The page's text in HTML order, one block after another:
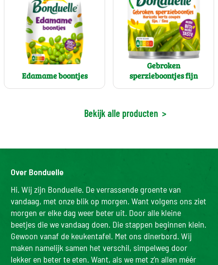
Edamame boontjes
Gebroken
sperzieboontjes fijn
Bekijk alle producten >
Over Bonduelle
Hi. Wij zijn Bonduelle. De verrassende groente van
vandaag, met onze blik op morgen. Want volgens ons ziet
morgen er elke dag weer beter uit. Door alle kleine
beetjes die we vandaag doen. Die stappen beginnen klein.
Gewoon vanaf de keukentafel. Met ons dinerbord. Wij
maken namelijk samen het verschil, simpelweg door
lekker en beter te eten. Want, als we met z’n allen méér